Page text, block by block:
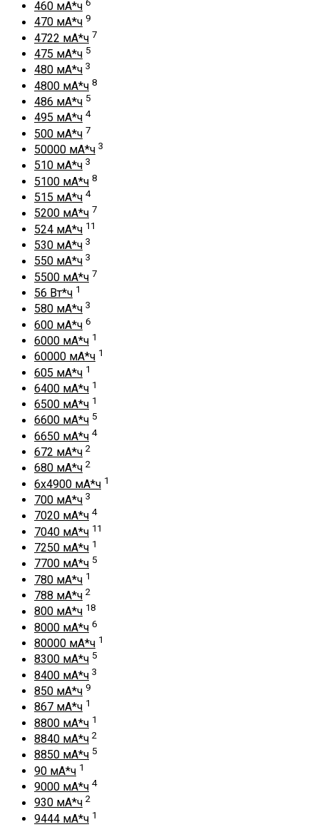
460 мА*ч 6
470 мА*ч 9
4722 мА*ч 7
475 мА*ч 5
480 мА*ч 3
4800 мА*ч 8
486 мА*ч 5
495 мА*ч 4
500 мА*ч 7
50000 мА*ч 3
510 мА*ч 3
5100 мА*ч 8
515 мА*ч 4
5200 мА*ч 7
524 мА*ч 11
530 мА*ч 3
550 мА*ч 3
5500 мА*ч 7
56 Вт*ч 1
580 мА*ч 3
600 мА*ч 6
6000 мА*ч 1
60000 мА*ч 1
605 мА*ч 1
6400 мА*ч 1
6500 мА*ч 1
6600 мА*ч 5
6650 мА*ч 4
672 мА*ч 2
680 мА*ч 2
6x4900 мА*ч 1
700 мА*ч 3
7020 мА*ч 4
7040 мА*ч 11
7250 мА*ч 1
7700 мА*ч 5
780 мА*ч 1
788 мА*ч 2
800 мА*ч 18
8000 мА*ч 6
80000 мА*ч 1
8300 мА*ч 5
8400 мА*ч 3
850 мА*ч 9
867 мА*ч 1
8800 мА*ч 1
8840 мА*ч 2
8850 мА*ч 5
90 мА*ч 1
9000 мА*ч 4
930 мА*ч 2
9444 мА*ч 1